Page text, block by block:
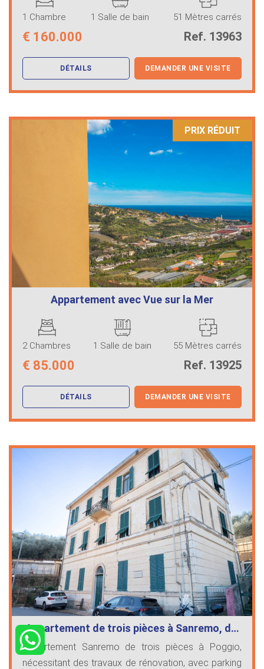
1 Chambre 1 Salle de bain 51 Mètres carrés
€ 160.000 Ref. 13963
DÉTAILS DEMANDER UNE VISITE
PRIX ​​RÉDUIT
Appartement avec Vue sur la Mer
2 Chambres 1 Salle de bain 55 Mètres carrés
€ 85.000 Ref. 13925
DÉTAILS DEMANDER UNE VISITE
Appartement de trois pièces à Sanremo, d…
Appartement Sanremo de trois pièces à Poggio,
nécessitant des travaux de rénovation, avec parking